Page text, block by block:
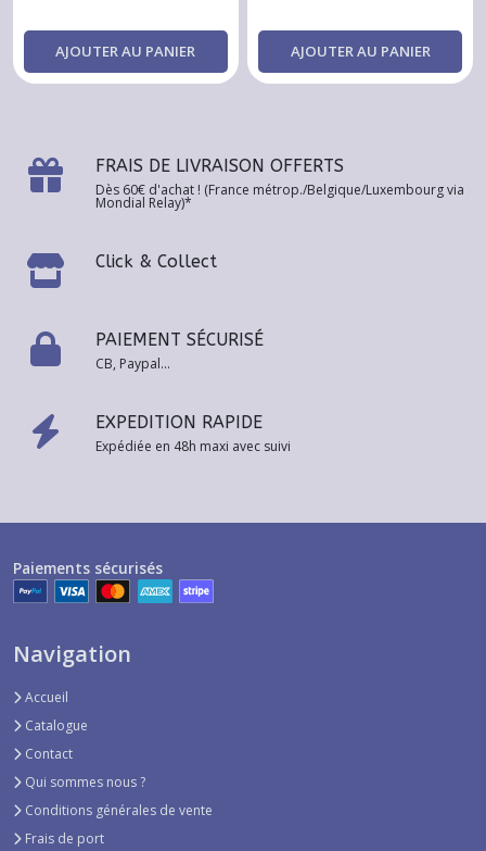
AJOUTER AU PANIER AJOUTER AU PANIER
FRAIS DE LIVRAISON OFFERTS
Dès 60€ d'achat ! (France métrop./Belgique/Luxembourg via
Mondial Relay)*
Click & Collect
PAIEMENT SÉCURISÉ
CB, Paypal...
EXPEDITION RAPIDE
Expédiée en 48h maxi avec suivi
Paiements sécurisés
Navigation
Accueil
Catalogue
Contact
Qui sommes nous ?
Conditions générales de vente
Frais de port